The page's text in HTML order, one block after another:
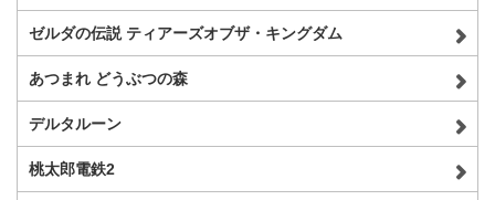
ゼルダの伝説 ティアーズオブザ・キングダム
あつまれ どうぶつの森
デルタルーン
桃太郎電鉄2